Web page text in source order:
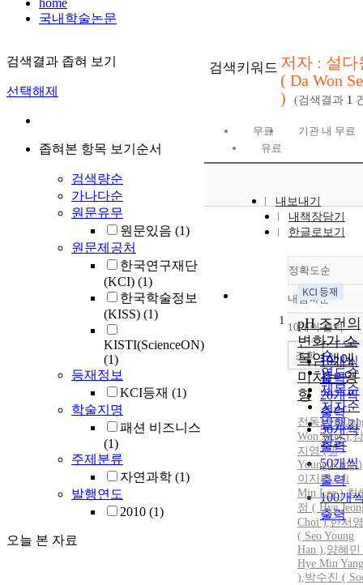
home
국내학술논문
검색결과 좁혀 보기
선택해제
좁혀본 항목 보기순서
검색량순
가나다순
원문유무
원문있음 (1)
원문제공처
한국연구재단
(KCI) (1)
한국학술정보
(KISS) (1)
KISTI(ScienceON)
(1)
등재정보
KCI등재 (1)
학술지명
패션 비즈니스
(1)
주제분류
자연과학 (1)
발행연도
2010 (1)
오늘 본 자료
검색키워드 저자 : 설다
( Da Won
)
(검색결과 1
무료
기관 내 무료
유료
내보내기
내책장담기
한글로보기
정확도순
정확도
순
인기도
순
연도순
제목순
저자순
발행기
관순
내림차순
내림차
10개씩 출력
10개씩
출력
20개씩
출력
30개씩
출력
50개씩
출력
100개
출력
조회
1
pH 조건의
변화가 소
목염색에
미치는 영
향
전동원 (
WonJeon ),강
지영 ( Ji
Young Kang )
이지민 ( Ji
Min Lee ),최
정 ( Hye
Choi ),한서영
( Seo Young
Han ),양혜민
Hye Min Yang
),박수진 (